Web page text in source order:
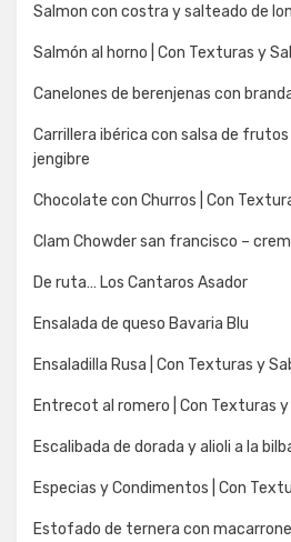
Salmon con costra y salteado de
Salmón al horno | Con Texturas y
Canelones de berenjenas con
Carrillera ibérica con salsa de
jengibre
Chocolate con Churros | Con
Clam Chowder san francisco –
De ruta… Los Cantaros Asador
Ensalada de queso Bavaria Blu
Ensaladilla Rusa | Con Texturas y
Entrecot al romero | Con Texturas y
Escalibada de dorada y alioli a la
Especias y Condimentos | Con
Estofado de ternera con